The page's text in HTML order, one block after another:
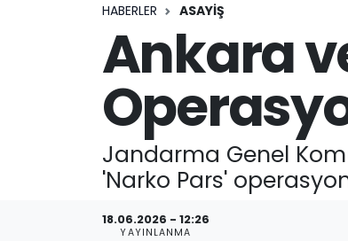
HABERLER ASAYIŞ
Ankara
Jandarma Genel
'Narko Pars'
18.06.2026 - 12:26
YAYINLANMA
Süper Lig Puan Durumu ve Fikstür
Tüm Manşetler
Son Dakika Haberleri
Haber Arşivi